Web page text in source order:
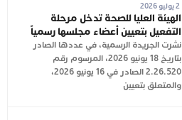
2 يوليو 2026
الهيئة العليا للصحة تدخل مرحلة
التفعيل بتعيين أعضاء مجلسها رسمياً
نشرت الجريدة الرسمية، في عددها الصادر
بتاريخ 18 يونيو 2026، المرسوم رقم
2.26.520 الصادر في 16 يونيو 2026،
والمتعلق بتعيين